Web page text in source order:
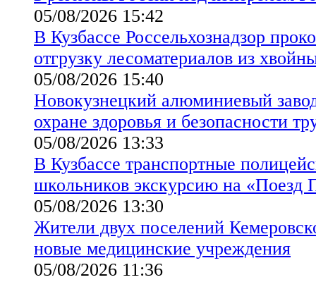
05/08/2026 15:42
В Кузбассе Россельхознадзор
отгрузку лесоматериалов из
05/08/2026 15:40
Новокузнецкий алюминиевый
охране здоровья и безопасности
05/08/2026 13:33
В Кузбассе транспортные
школьников экскурсию на «Поезд
05/08/2026 13:30
Жители двух поселений
новые медицинские учреждения
05/08/2026 11:36